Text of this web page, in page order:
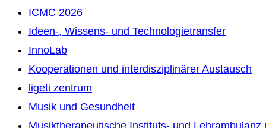
ICMC 2026
Ideen-, Wissens- und Technologietransfer
InnoLab
Kooperationen und interdisziplinärer Austausch
ligeti zentrum
Musik und Gesundheit
Musiktherapeutische Instituts- und Lehrambulanz